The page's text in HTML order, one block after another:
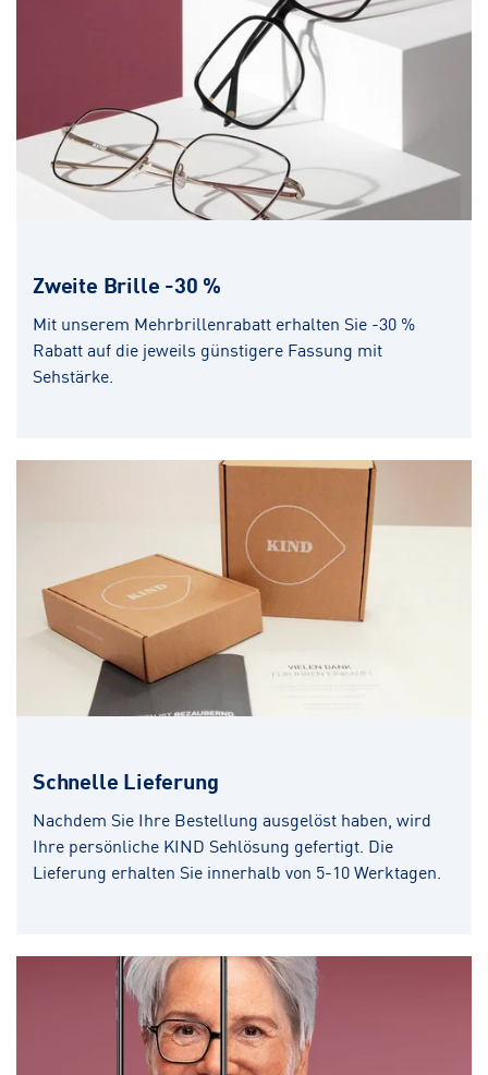
Zweite Brille -30 %
Mit unserem Mehrbrillenrabatt erhalten Sie -30 %
Rabatt auf die jeweils günstigere Fassung mit
Sehstärke.
Schnelle Lieferung
Nachdem Sie Ihre Bestellung ausgelöst haben, wird
Ihre persönliche KIND Sehlösung gefertigt. Die
Lieferung erhalten Sie innerhalb von 5-10 Werktagen.